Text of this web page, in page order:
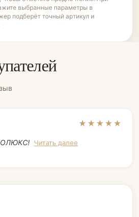
выбранные параметры в
подберёт точный артикул и
★★★★★
Читать далее